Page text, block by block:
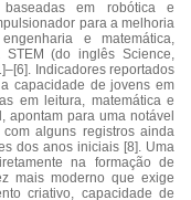
em robótica e
para a melhoria
e matemática,
(do inglês Science,
Indicadores reportados
capacidade de jovens em
em leitura, matemática e
apontam para uma notável
alguns registros ainda
dos anos iniciais [8]. Uma
na formação de
mais moderno que exige
criativo, capacidade de